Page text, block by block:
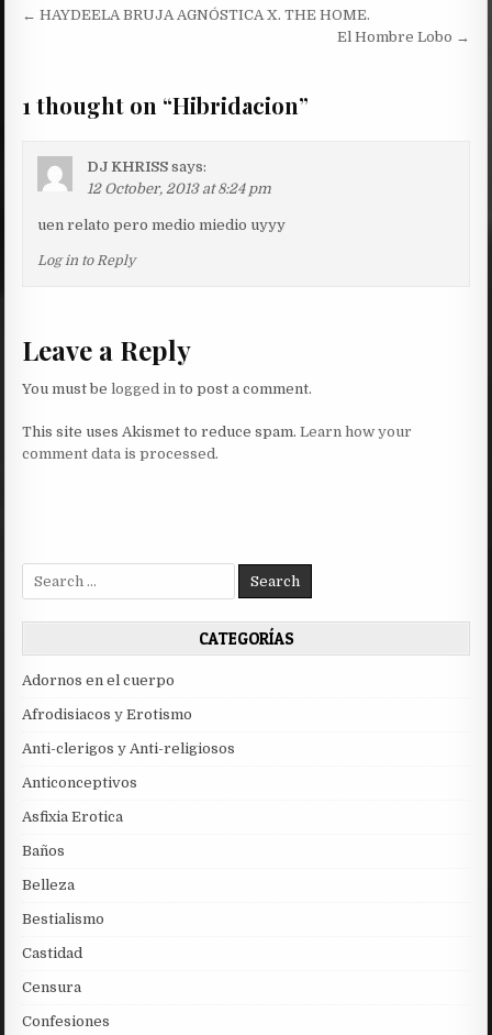
Post
← HAYDEELA BRUJA AGNÓSTICA X. THE HOME.
El Hombre Lobo →
1 thought on “Hibridacion”
DJ KHRISS says:
12 October, 2013 at 8:24 pm
uen relato pero medio miedio uyyy
Log in to Reply
Leave a Reply
You must belogged in to post a comment.
This site uses Akismet to reduce spam.Learn how your
comment data is processed.
Search
for:
CATEGORÍAS
Adornos en el cuerpo
Afrodisiacos y Erotismo
Anti-clerigos y Anti-religiosos
Anticonceptivos
Asfixia Erotica
Baños
Belleza
Bestialismo
Castidad
Censura
Confesiones